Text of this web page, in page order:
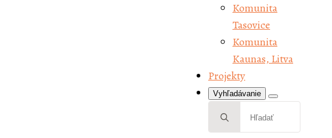
Komunita
Tasovice
Komunita
Kaunas, Litva
Projekty
Vyhľadávanie
Search